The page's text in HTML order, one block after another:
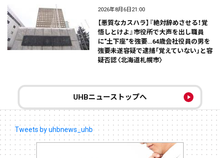
2026年8月6日21:00
【悪質なカスハラ】『絶対辞めさせる！覚
悟しとけよ』市役所で大声を出し職員
に"土下座"を強要…64歳会社役員の男を
強要未遂容疑で逮捕「覚えていない」と容
疑否認〈北海道札幌市〉
UHBニューストップへ
Tweets by uhbnews_uhb